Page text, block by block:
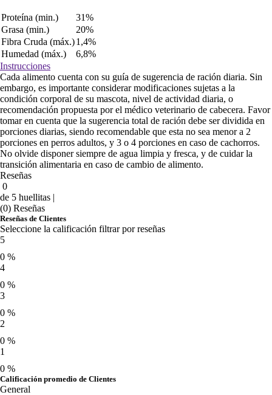
Proteína (min.)
31%
Grasa (min.)
20%
Fibra Cruda (máx.)1,4%
Humedad (máx.)
6,8%
Instrucciones
Cada alimento cuenta con su guía de sugerencia de ración diaria. Sin
embargo, es importante considerar modificaciones sujetas a la
condición corporal de su mascota, nivel de actividad diaria, o
recomendación propuesta por el médico veterinario de cabecera. Favor
tomar en cuenta que la sugerencia total de ración debe ser dividida en
porciones diarias, siendo recomendable que esta no sea menor a 2
porciones en perros adultos, y 3 o 4 porciones en caso de cachorros.
No olvide disponer siempre de agua limpia y fresca, y de cuidar la
transición alimentaria en caso de cambio de alimento.
Reseñas
0
de 5 huellitas |
(0) Reseñas
Reseñas de Clientes
Seleccione la calificación filtrar por reseñas
5
0 %
4
0 %
3
0 %
2
0 %
1
0 %
Calificación promedio de Clientes
General